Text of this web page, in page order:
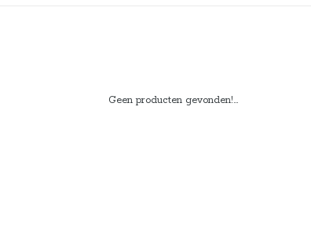
Geen producten gevonden!...